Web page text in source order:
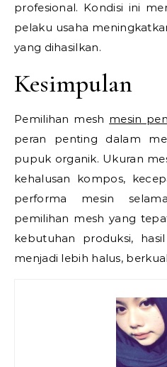
profesional. Kondisi ini
pelaku usaha
yang dihasilkan.
Kesimpulan
Pemilihan mesh mesin
peran penting dalam
pupuk organik. Ukuran
kehalusan kompos,
performa mesin
pemilihan mesh yang
kebutuhan produksi,
menjadi lebih halus,